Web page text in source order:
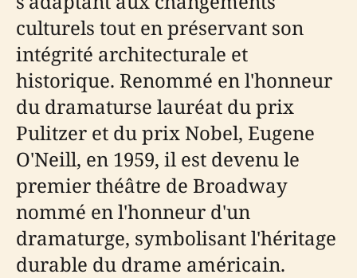
culturels tout en préservant son
intégrité architecturale et
historique. Renommé en l'honneur
du dramaturse lauréat du prix
Pulitzer et du prix Nobel, Eugene
O'Neill, en 1959, il est devenu le
premier théâtre de Broadway
nommé en l'honneur d'un
dramaturge, symbolisant l'héritage
durable du drame américain.